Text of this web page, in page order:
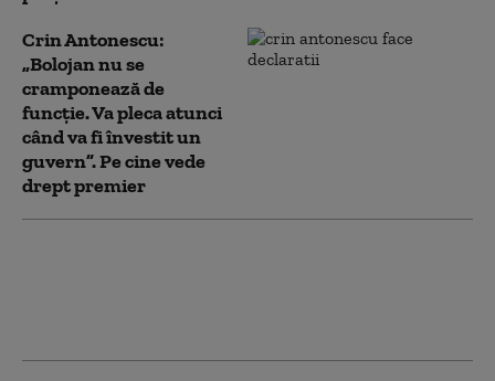
Crin Antonescu:
„Bolojan nu se
cramponează de
funcție. Va pleca atunci
când va fi învestit un
guvern”. Pe cine vede
drept premier